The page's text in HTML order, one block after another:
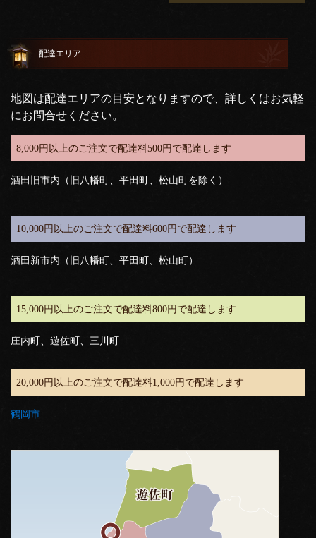
配達エリア
地図は配達エリアの目安となりますので、詳しくはお気軽
にお問合せください。
8,000円以上のご注文で配達料500円で配達します
酒田旧市内（旧八幡町、平田町、松山町を除く）
10,000円以上のご注文で配達料600円で配達します
酒田新市内（旧八幡町、平田町、松山町）
15,000円以上のご注文で配達料800円で配達します
庄内町、遊佐町、三川町
20,000円以上のご注文で配達料1,000円で配達します
鶴岡市